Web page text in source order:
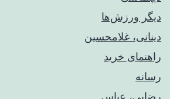
دیگر ورزش‌ها
دینانی، غلامحسین
راهنمای خريد
رسانه
رضایی، عباس